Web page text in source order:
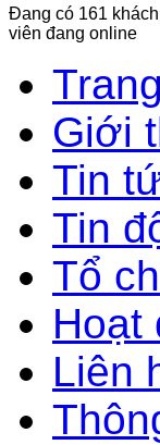
Đang có 161
viên đang online
Giới
Tin
Tin
Tổ
Hoạt
Liên